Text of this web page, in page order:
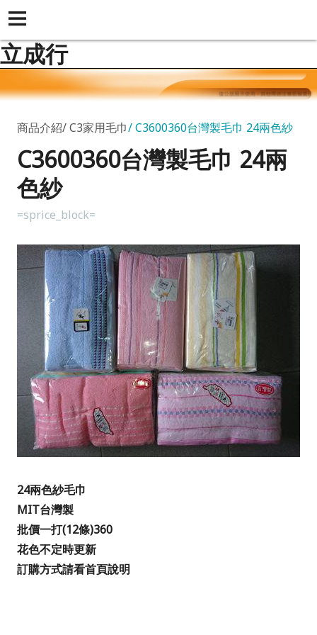
立成行
商品介紹 C3家用毛巾 C3600360台灣製毛巾 24兩色紗
C3600360台灣製毛巾 24兩
色紗
=sprice_block=
24兩色紗毛巾
MIT台灣製
批價一打(12條)360
花色不定時更新
訂購方式請看首頁說明